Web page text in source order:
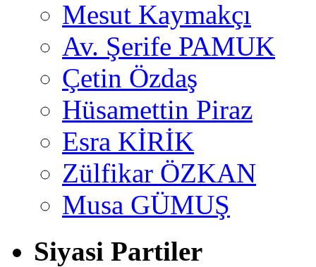
Mesut Kaymakçı
Av. Şerife PAMUK
Çetin Özdaş
Hüsamettin Piraz
Esra KİRİK
Zülfikar ÖZKAN
Musa GÜMUŞ
Siyasi Partiler